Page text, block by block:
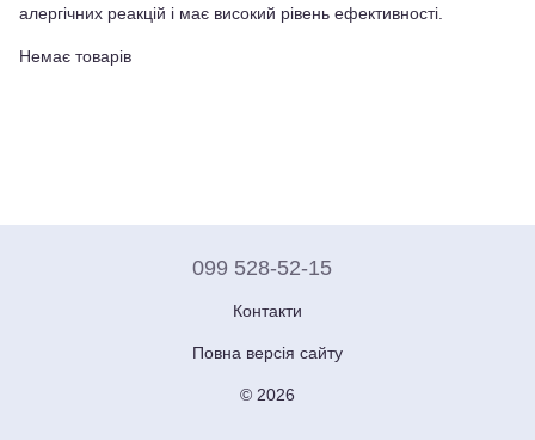
алергічних реакцій і має високий рівень ефективності.
Немає товарів
099 528-52-15
Контакти
Повна версія сайту
© 2026